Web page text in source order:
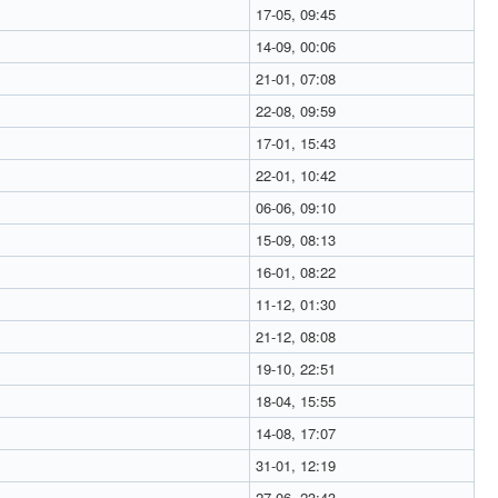
17-05, 09:45
14-09, 00:06
21-01, 07:08
22-08, 09:59
17-01, 15:43
22-01, 10:42
06-06, 09:10
15-09, 08:13
16-01, 08:22
11-12, 01:30
21-12, 08:08
19-10, 22:51
18-04, 15:55
14-08, 17:07
31-01, 12:19